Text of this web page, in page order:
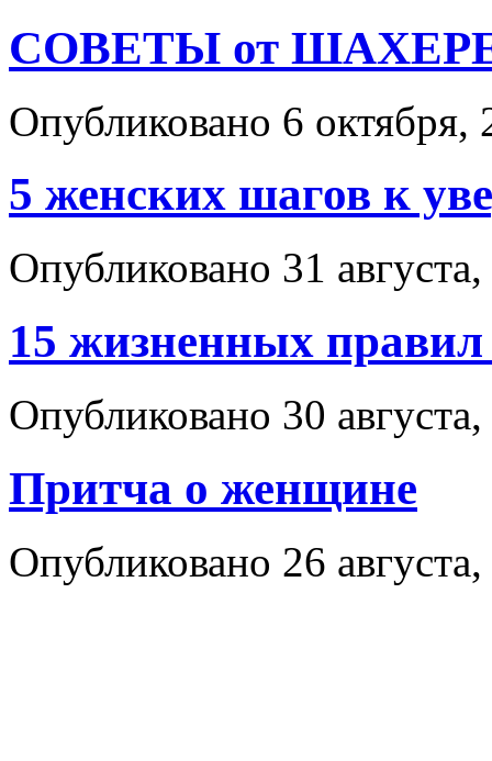
СОВЕТЫ от
Опубликовано 6 октября,
5 женских шагов к
Опубликовано 31
15 жизненных
Опубликовано 30
Притча о женщине
Опубликовано 26